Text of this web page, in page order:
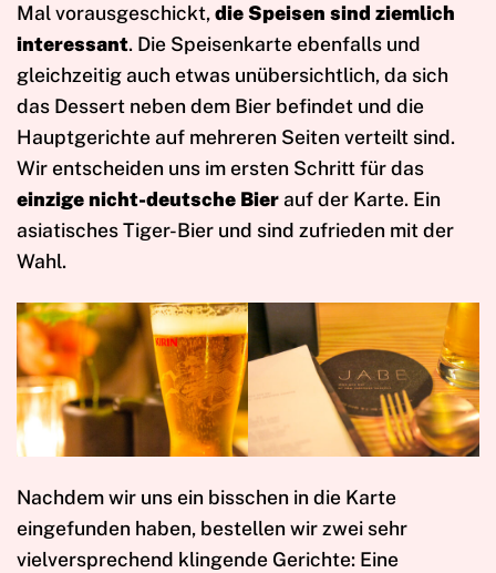
Mal vorausgeschickt,die Speisen sind ziemlich
interessant. Die Speisenkarte ebenfalls und
gleichzeitig auch etwas unübersichtlich, da sich
das Dessert neben dem Bier befindet und die
Hauptgerichte auf mehreren Seiten verteilt sind.
Wir entscheiden uns im ersten Schritt für das
einzige nicht-deutsche Bierauf der Karte. Ein
asiatisches Tiger-Bier und sind zufrieden mit der
Wahl.
Nachdem wir uns ein bisschen in die Karte
eingefunden haben, bestellen wir zwei sehr
vielversprechend klingende Gerichte: Eine